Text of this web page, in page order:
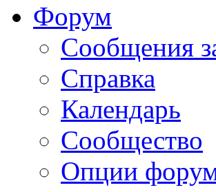
Форум
Сообщения
Справка
Календарь
Сообщество
Опции